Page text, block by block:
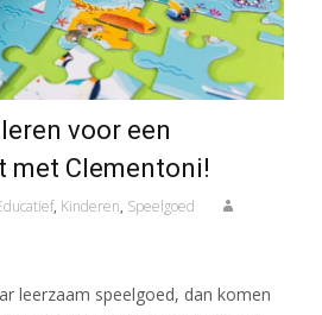
voor een
met Clementoni!
, Kinderen, Speelgoed
leerzaam speelgoed, dan komen